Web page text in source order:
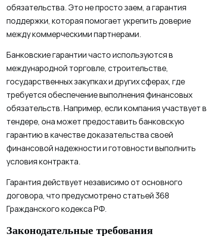
обязательства. Это не просто заем, а гарантия
поддержки, которая помогает укрепить доверие
между коммерческими партнерами.
Банковские гарантии часто используются в
международной торговле, строительстве,
государственных закупках и других сферах, где
требуется обеспечение выполнения финансовых
обязательств. Например, если компания участвует в
тендере, она может предоставить банковскую
гарантию в качестве доказательства своей
финансовой надежности и готовности выполнить
условия контракта.
Гарантия действует независимо от основного
договора, что предусмотрено статьей 368
Гражданского кодекса РФ.
Законодательные требования